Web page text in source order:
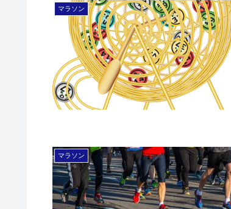
マラソン
マラソン